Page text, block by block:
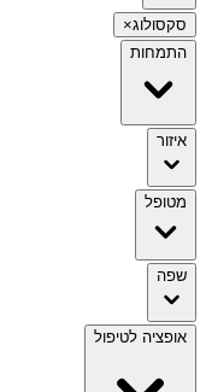
סקסולוג×
התמחות
איזור
מטופל
שפה
אופציה לטיפול